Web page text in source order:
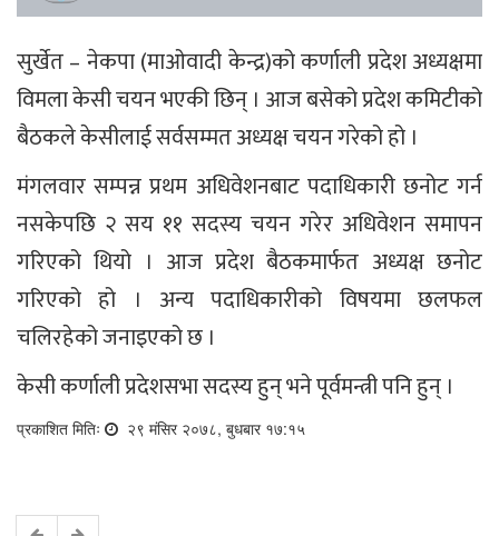
सुर्खेत – नेकपा (माओवादी केन्द्र)को कर्णाली प्रदेश अध्यक्षमा
विमला केसी चयन भएकी छिन् । आज बसेको प्रदेश कमिटीको
बैठकले केसीलाई सर्वसम्मत अध्यक्ष चयन गरेको हो ।
मंगलवार सम्पन्न प्रथम अधिवेशनबाट पदाधिकारी छनोट गर्न
नसकेपछि २ सय ११ सदस्य चयन गरेर अधिवेशन समापन
गरिएको थियो । आज प्रदेश बैठकमार्फत अध्यक्ष छनोट
गरिएको हो । अन्य पदाधिकारीको विषयमा छलफल
चलिरहेको जनाइएको छ ।
केसी कर्णाली प्रदेशसभा सदस्य हुन् भने पूर्वमन्त्री पनि हुन् ।
प्रकाशित मितिः २९ मंसिर २०७८, बुधबार १७:१५